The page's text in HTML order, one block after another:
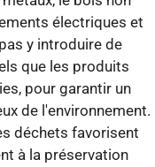
électriques et
y introduire de
que les produits
pour garantir un
de l'environnement.
déchets favorisent
à la préservation